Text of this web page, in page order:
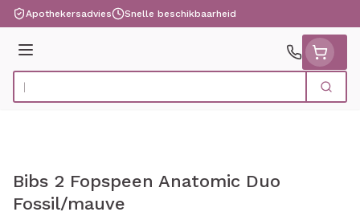
Ga naar de inhoud
Apothekersadvies Snelle beschikbaarheid
Menu
Product, merk, categorie... Zoek
Bibs 2 Fopspeen Anatomic Duo
Fossil/mauve